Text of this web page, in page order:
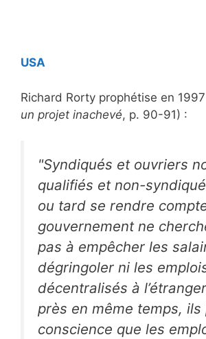
USA
Richard Rorty prophétise en
un projet inachevé, p. 90-91) :
"Syndiqués et ouvriers
qualifiés et non-
ou tard se rendre
gouvernement ne
pas à empêcher les
dégringoler ni les
décentralisés à
près en même temps,
conscience que les